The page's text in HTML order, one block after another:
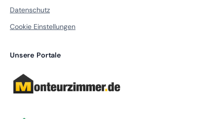
Datenschutz
Cookie Einstellungen
Unsere Portale